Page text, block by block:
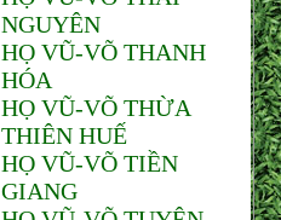
NGUYÊN
HỌ VŨ-VÕ THANH
HÓA
HỌ VŨ-VÕ THỪA
THIÊN HUẾ
HỌ VŨ-VÕ TIỀN
GIANG